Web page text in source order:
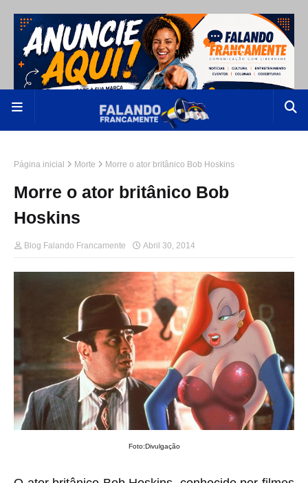
Página inicial Morte Morre o ator britânico Bob Hoskins
Morre o ator britânico Bob
Hoskins
Blog Falando Francamente Abril 30, 2014
Foto:Divulgação